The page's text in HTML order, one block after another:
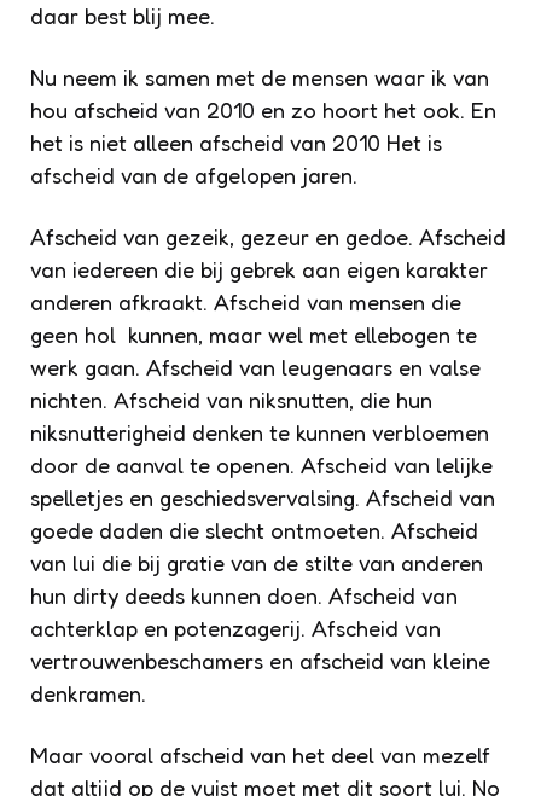
daar best blij mee.
Nu neem ik samen met de mensen waar ik van
hou afscheid van 2010 en zo hoort het ook. En
het is niet alleen afscheid van 2010 Het is
afscheid van de afgelopen jaren.
Afscheid van gezeik, gezeur en gedoe. Afscheid
van iedereen die bij gebrek aan eigen karakter
anderen afkraakt. Afscheid van mensen die
geen hol kunnen, maar wel met ellebogen te
werk gaan. Afscheid van leugenaars en valse
nichten. Afscheid van niksnutten, die hun
niksnutterigheid denken te kunnen verbloemen
door de aanval te openen. Afscheid van lelijke
spelletjes en geschiedsvervalsing. Afscheid van
goede daden die slecht ontmoeten. Afscheid
van lui die bij gratie van de stilte van anderen
hun dirty deeds kunnen doen. Afscheid van
achterklap en potenzagerij. Afscheid van
vertrouwenbeschamers en afscheid van kleine
denkramen.
Maar vooral afscheid van het deel van mezelf
dat altijd op de vuist moet met dit soort lui. No